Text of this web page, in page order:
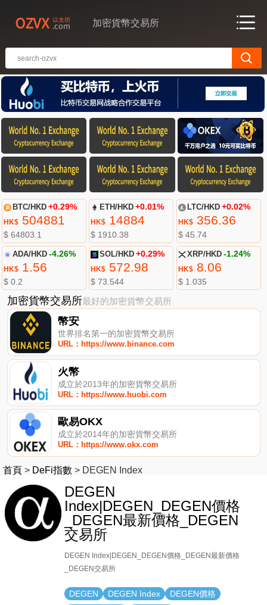
加密貨幣交易所
BTC/HKD +0.29%
HK$504881
$ 64803.1
ETH/HKD +0.01%
HK$ 14884
$ 1910.38
LTC/HKD +0.02%
HK$356.36
$ 45.74
ADA/HKD -4.26%
HK$1.56
$ 0.2
SOL/HKD +0.29%
HK$ 572.98
$ 73.544
XRP/HKD -1.24%
HK$8.06
$ 1.035
加密貨幣交易所最好的加密貨幣交易所
幣安
世界排名第一的加密貨幣交易所
URL：https://www.binance.com
火幣
成立於2013年的加密貨幣交易所
URL：https://www.huobi.com
歐易OKX
成立於2014年的加密貨幣交易所
URL：https://www.okx.com
首頁 > DeFi指數 > DEGEN Index
DEGEN
Index|DEGEN_DEGEN價格
_DEGEN最新價格_DEGEN
交易所
DEGEN Index|DEGEN_DEGEN價格_DEGEN最新價格
_DEGEN交易所
DEGEN DEGEN Index
DEGEN價格